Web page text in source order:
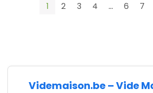
1 2 3 4 … 6 7
Videmaison.be – Vide